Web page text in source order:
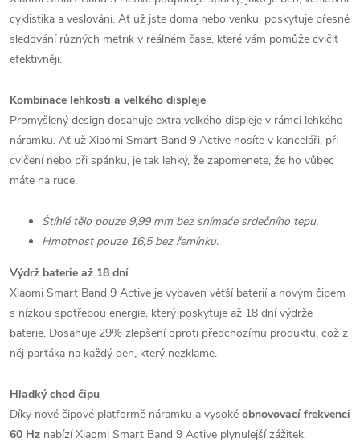
cyklistika a veslování. Ať už jste doma nebo venku, poskytuje přesné
sledování různých metrik v reálném čase, které vám pomůže cvičit
efektivněji.
Kombinace lehkosti a velkého displeje
Promyšlený design dosahuje extra velkého displeje v rámci lehkého
náramku. Ať už Xiaomi Smart Band 9 Active nosíte v kanceláři, při
cvičení nebo při spánku, je tak lehký, že zapomenete, že ho vůbec
máte na ruce.
Štíhlé tělo pouze 9,99 mm bez snímače srdečního tepu.
Hmotnost pouze 16,5 bez řemínku.
Výdrž baterie až 18 dní
Xiaomi Smart Band 9 Active je vybaven větší baterií a novým čipem
s nízkou spotřebou energie, který poskytuje až 18 dní výdrže
baterie. Dosahuje 29% zlepšení oproti předchozímu produktu, což z
něj parťáka na každý den, který nezklame.
Hladký chod čipu
Díky nové čipové platformě náramku a vysoké obnovovací frekvenci
60 Hz nabízí Xiaomi Smart Band 9 Active plynulejší zážitek.